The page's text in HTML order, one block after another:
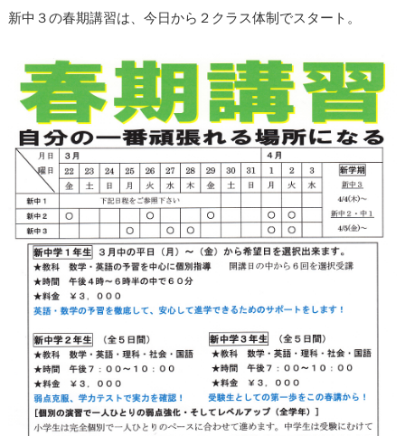
新中３の春期講習は、今日から２クラス体制でスタート。